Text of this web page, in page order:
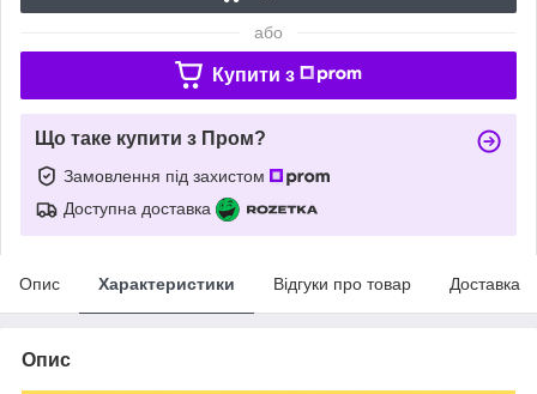
або
Купити з
Що таке купити з Пром?
Замовлення під захистом
Доступна доставка
Опис Характеристики Відгуки про товар Доставка
Опис